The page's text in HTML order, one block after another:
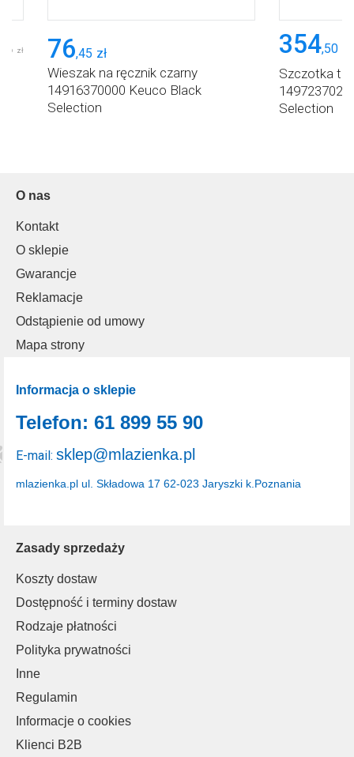
56 zł 76,45 zł
Wieszak na ręcznik czarny
14916370000 Keuco Black
Selection
354,50
Szczotka
Selection
O nas
Kontakt
O sklepie
Gwarancje
Reklamacje
Odstąpienie od umowy
Mapa strony
Zasady sprzedaży
Koszty dostaw
Dostępność i terminy dostaw
Rodzaje płatności
Polityka prywatności
Inne
Regulamin
Informacje o cookies
Klienci B2B
Informacja o sklepie
mlazienka.pl ul. Składowa 17 62-023 Jaryszki k.Poznania
Telefon: 61 899 55 90
E-mail: sklep@mlazienka.pl